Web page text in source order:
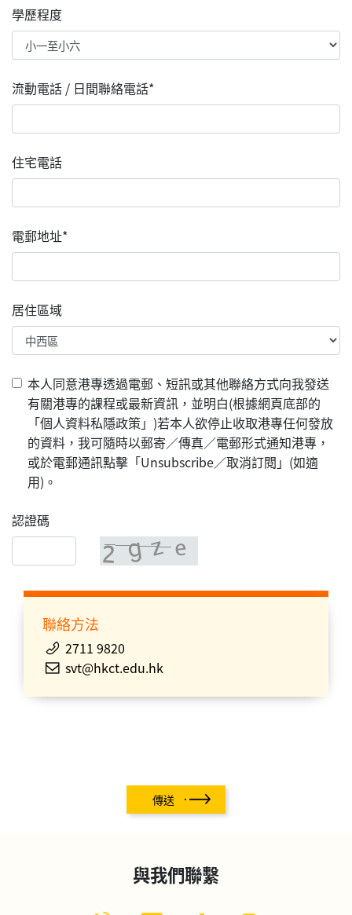
學歷程度
流動電話 / 日間聯絡電話*
住宅電話
電郵地址*
居住區域
本人同意港專透過電郵、短訊或其他聯絡方式向我發送
有關港專的課程或最新資訊，並明白(根據網頁底部的
「個人資料私隱政策」)若本人欲停止收取港專任何發放
的資料，我可隨時以郵寄／傳真／電郵形式通知港專，
或於電郵通訊點擊「Unsubscribe／取消訂閱」(如適
用)。
認證碼
聯絡方法
2711 9820
svt@hkct.edu.hk
傳送
與我們聯繫